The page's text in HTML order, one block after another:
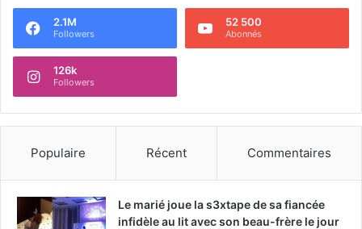
2.1M
Followers
52 500
Abonnés
126k
Followers
Populaire Récent Commentaires
Le marié joue la s3xtape de sa fiancée
infidèle au lit avec son beau-frère le jour